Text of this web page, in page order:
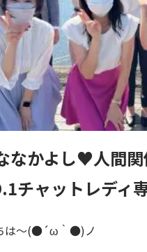
なかよし♥人間
チャットレディ
は～(●´ω｀●)ノ